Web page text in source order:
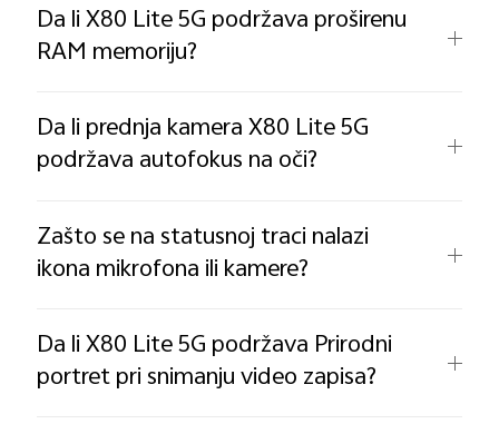
Da li X80 Lite 5G podržava proširenu
RAM memoriju?
Da li prednja kamera X80 Lite 5G
podržava autofokus na oči?
Zašto se na statusnoj traci nalazi
ikona mikrofona ili kamere?
Da li X80 Lite 5G podržava Prirodni
portret pri snimanju video zapisa?